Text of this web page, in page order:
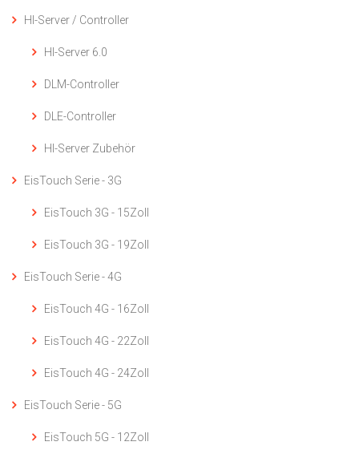
HI-Server / Controller
HI-Server 6.0
DLM-Controller
DLE-Controller
HI-Server Zubehör
EisTouch Serie - 3G
EisTouch 3G - 15Zoll
EisTouch 3G - 19Zoll
EisTouch Serie - 4G
EisTouch 4G - 16Zoll
EisTouch 4G - 22Zoll
EisTouch 4G - 24Zoll
EisTouch Serie - 5G
EisTouch 5G - 12Zoll